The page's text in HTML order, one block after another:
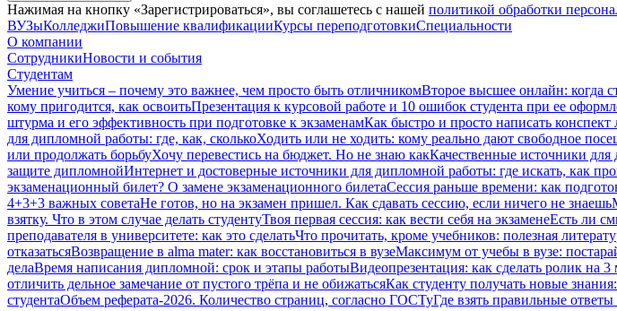
Нажимая на кнопку «Зарегистрироваться», вы соглашетесь с нашей политикой обработки
ВУЗыКолледжиПовышение квалификацииКурсы переподготовкиСпециальности
О компании
СотрудникиНовости и события
Студентам
Умение учиться – почему это важнее, чем просто быть отличникомВторое высшее онлайн: когда
кому пригодится, как освоитьПрезентация к курсовой работе и 10 ошибок студента при ее
штурма и его эффективность при подготовке к экзаменамКак быстро и просто написать конспект
для дипломной работы: где, как, сколькоХодить или не ходить: кому реально дают свободное
или продолжать борьбуХочу перевестись на бюджет. Но не знаю какКачественные источники для
защите дипломнойИнтернет и достоверные источники для дипломной работы: где искать, как
экзаменационный билет? О замене экзаменационного билетаСессия раньше времени: как
4+3+3 важных советаНе готов, но на экзамен пришел. Как сдавать сессию, если ничего не знаешь
взятку. Что в этом случае делать студентуТвоя первая сессия: как вести себя на экзаменеЕсть ли
преподавателя в университете: как это сделатьЧто прочитать, кроме учебников: полезная
отказатьсяВозвращение в alma mater: как восстановиться в вузеМаксимум от учебы в вузе:
делаВремя написания дипломной: срок и этапы работыВидеопрезентация: как сделать ролик на
отличить дельное замечание от пустого трёпа и не обижатьсяКак студенту получать новые
студентаОбъем реферата-2026. Количество страниц, согласно ГОСТуГде взять правильные